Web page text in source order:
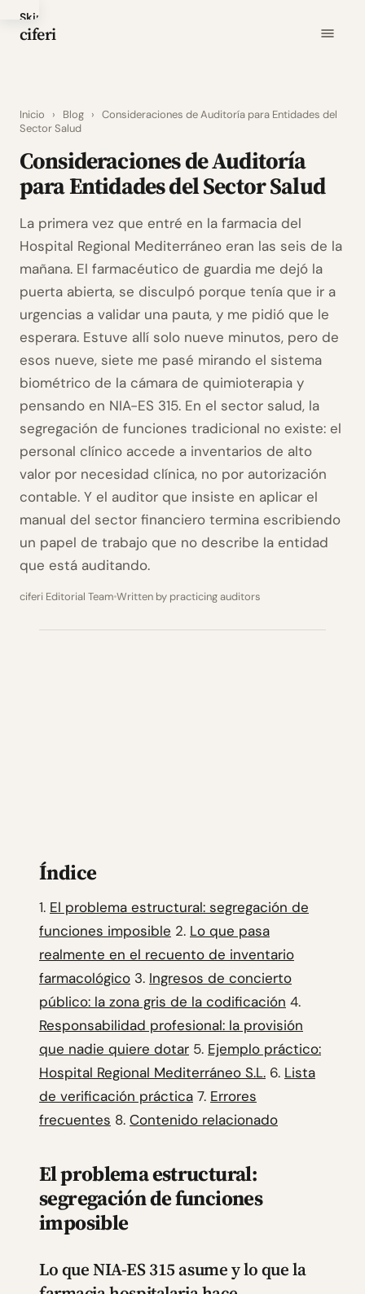
Skip
to
ciferi
Inicio › Blog › Consideraciones de Auditoría para Entidades del
Sector Salud
Consideraciones de Auditoría
para Entidades del Sector Salud
La primera vez que entré en la farmacia del
Hospital Regional Mediterráneo eran las seis de la
mañana. El farmacéutico de guardia me dejó la
puerta abierta, se disculpó porque tenía que ir a
urgencias a validar una pauta, y me pidió que le
esperara. Estuve allí solo nueve minutos, pero de
esos nueve, siete me pasé mirando el sistema
biométrico de la cámara de quimioterapia y
pensando en NIA-ES 315. En el sector salud, la
segregación de funciones tradicional no existe: el
personal clínico accede a inventarios de alto
valor por necesidad clínica, no por autorización
contable. Y el auditor que insiste en aplicar el
manual del sector financiero termina escribiendo
un papel de trabajo que no describe la entidad
que está auditando.
ciferi Editorial Team Written by practicing auditors
Índice
1. El problema estructural: segregación de
funciones imposible 2. Lo que pasa
realmente en el recuento de inventario
farmacológico 3. Ingresos de concierto
público: la zona gris de la codificación 4.
Responsabilidad profesional: la provisión
que nadie quiere dotar 5. Ejemplo práctico:
Hospital Regional Mediterráneo S.L. 6. Lista
de verificación práctica 7. Errores
frecuentes 8. Contenido relacionado
El problema estructural:
segregación de funciones
imposible
Lo que NIA-ES 315 asume y lo que la